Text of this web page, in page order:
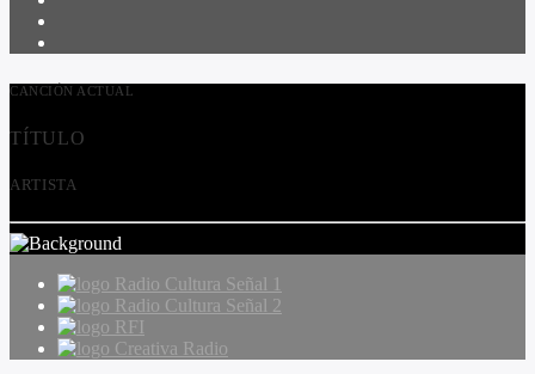
CANCIÓN ACTUAL
TÍTULO
ARTISTA
Radio Cultura Señal 1
Radio Cultura Señal 2
RFI
Creativa Radio